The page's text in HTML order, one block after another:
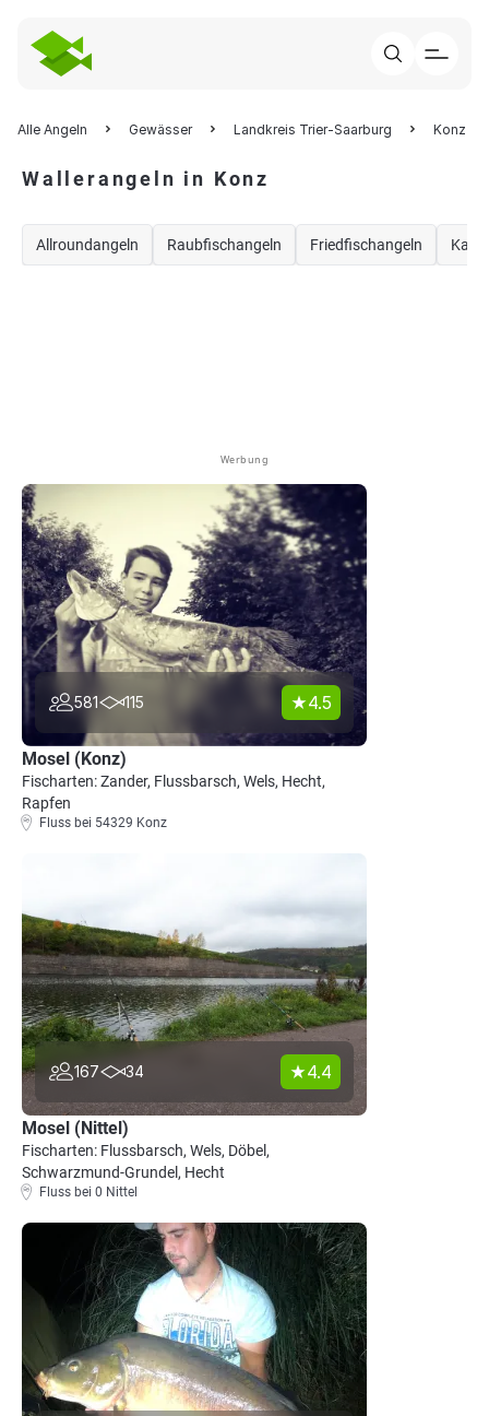
Alle Angeln Gewässer Landkreis Trier-Saarburg Konz
Wallerangeln in Konz
Allroundangeln Raubfischangeln Friedfischangeln
Werbung
581 115 4.5
Mosel (Konz)
Fischarten: Zander, Flussbarsch, Wels, Hecht,
Rapfen
Fluss bei 54329 Konz
167 34 4.4
Mosel (Nittel)
Fischarten: Flussbarsch, Wels, Döbel,
Schwarzmund-Grundel, Hecht
Fluss bei 0 Nittel